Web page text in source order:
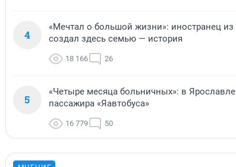
4
«Мечтал о большой жизни»: иностранец
создал здесь семью — история
18 166 26
5
«Четыре месяца больничных»: в
пассажира «Яавтобуса»
16 779 50